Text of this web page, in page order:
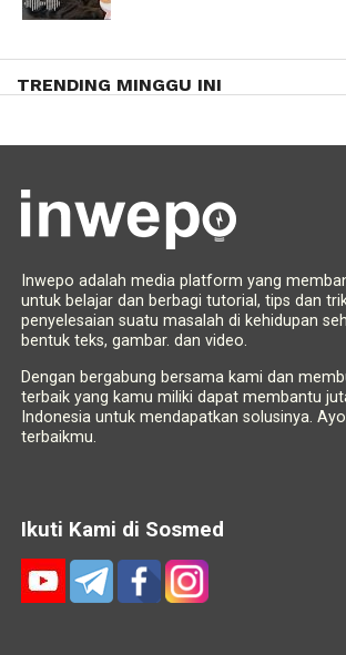
TRENDING MINGGU INI
Inwepo adalah media platform yang
untuk belajar dan berbagi tutorial, tips dan
penyelesaian suatu masalah di kehidupan
bentuk teks, gambar. dan video.
Dengan bergabung bersama kami dan
terbaik yang kamu miliki dapat membantu
Indonesia untuk mendapatkan solusinya.
terbaikmu.
Ikuti Kami di Sosmed